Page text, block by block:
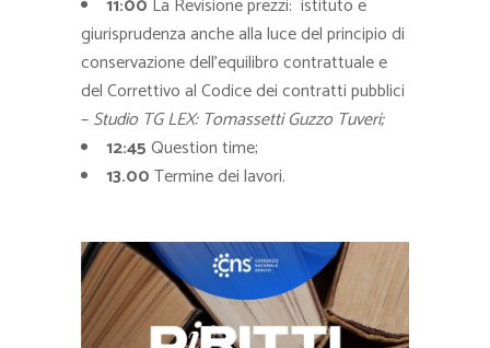
11:00 La Revisione prezzi: istituto e
giurisprudenza anche alla luce del principio di
conservazione dell’equilibro contrattuale e
del Correttivo al Codice dei contratti pubblici
–Studio TG LEX: Tomassetti Guzzo Tuveri;
12:45Question time;
13.00Termine dei lavori.